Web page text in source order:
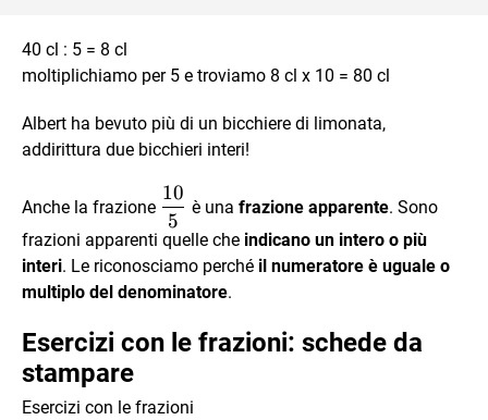
40 cl : 5 = 8 cl
moltiplichiamo per 5 e troviamo 8 cl x 10 = 80 cl
Albert ha bevuto più di un bicchiere di limonata,
addirittura due bicchieri interi!
Anche la frazione \dfrac{10}
{5}
5
10
è una frazione apparente. Sono
frazioni apparenti quelle che indicano un intero o più
interi. Le riconosciamo perché il numeratore è uguale o
multiplo del denominatore.
Esercizi con le frazioni: schede da
stampare
Esercizi con le frazioni